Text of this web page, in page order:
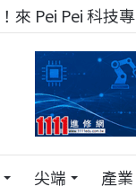
來 Pei Pei 科技
尖端 產業